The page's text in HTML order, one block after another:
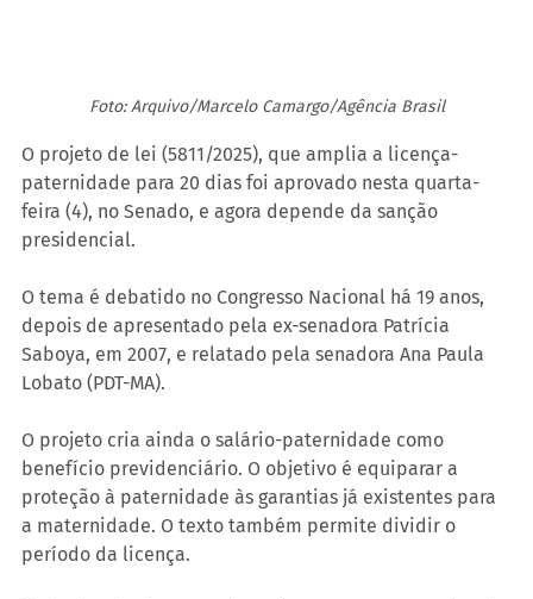
Foto: Arquivo/Marcelo Camargo/Agência Brasil
O projeto de lei (5811/2025), que amplia a licença-
paternidade para 20 dias foi aprovado nesta quarta-
feira (4), no Senado, e agora depende da sanção
presidencial.
O tema é debatido no Congresso Nacional há 19 anos,
depois de apresentado pela ex-senadora Patrícia
Saboya, em 2007, e relatado pela senadora Ana Paula
Lobato (PDT-MA).
O projeto cria ainda o salário-paternidade como
benefício previdenciário. O objetivo é equiparar a
proteção à paternidade às garantias já existentes para
a maternidade. O texto também permite dividir o
período da licença.